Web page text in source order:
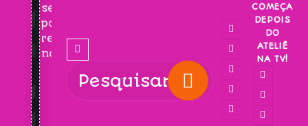
se
para
receber
novidades!
COMEÇA
DEPOIS
DO
ATELIÊ
NA TV!